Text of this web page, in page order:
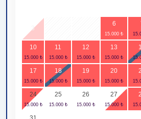
3
6
10 11 12 13
17 18 19 20
24 25 26 27